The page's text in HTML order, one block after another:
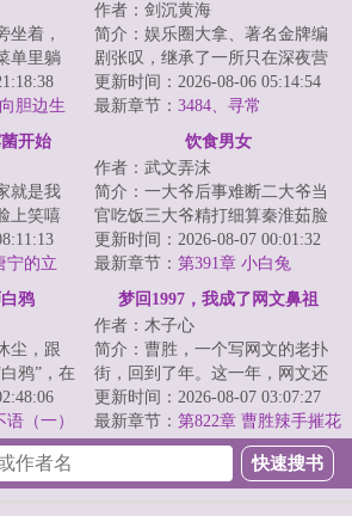
坐着，
单里躺
么你的
胆边生
作者：剑沉黄海
简介：娱乐圈大拿、著名金牌编
剧张叹，继承了一所只在深夜营
业的幼儿园，想关关不了，因为
小朋友实在太可...
更新时间：2026-08-06 05:14:54
最新章节： 3484、寻常
开始
就是我
上笑嘻
东西，
宁的立
饮食男女
作者：武文弄沫
简介：一大爷后事难断二大爷当
官吃饭三大爷精打细算秦淮茹脸
蛋好看何雨柱打架做饭娄晓娥难
逃大院李学武一...
更新时间：2026-08-07 00:01:32
最新章节： 第391章 小白兔
鸦
尘，跟
鸦”，在
起，迎
（一）
梦回1997，我成了网文鼻祖
作者：木子心
简介：曹胜，一个写网文的老扑
街，回到了年。这一年，网文还
没出现，他有机会做网文鼻祖。
这个诱惑对他来...
更新时间：2026-08-07 03:07:27
最新章节： 第822章 曹胜辣手摧花